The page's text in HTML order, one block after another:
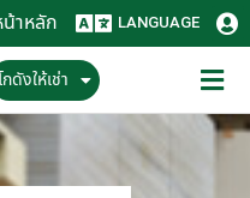
าหลัก LANGUAGE
กดังให้เช่า